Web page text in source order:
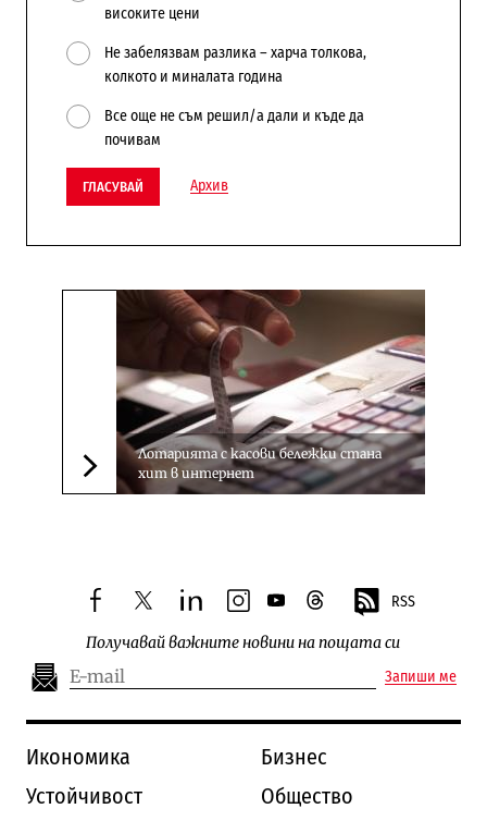
високите цени
Не забелязвам разлика – харча толкова,
колкото и миналата година
Все още не съм решил/а дали и къде да
почивам
ГЛАСУВАЙ Архив
Следваща новина
Лотарията с касови бележки стана
хит в интернет
facebooktwitterlinkedininstagram
youtubethreads RSS
Получавай важните новини на пощата си
Запиши ме
Икономика
Бизнес
Устойчивост
Общество